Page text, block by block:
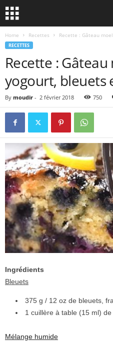
Home Recettes Recette : Gâteau
RECETTES
Recette :
yogourt, bleuets
By moudir - 2 février 2018 750
Ingrédients
Bleuets
375 g / 12 oz de bleuets,
1 cuillère à table (15 ml)
Mélange humide